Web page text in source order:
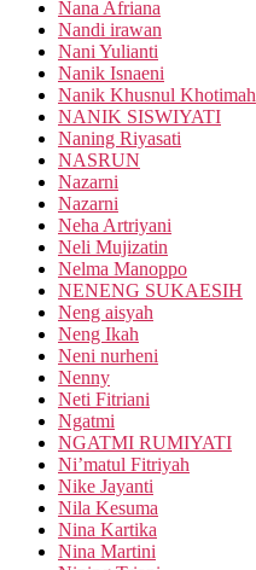
Nana Afriana
Nandi irawan
Nani Yulianti
Nanik Isnaeni
Nanik Khusnul Khotimah
NANIK SISWIYATI
Naning Riyasati
NASRUN
Nazarni
Nazarni
Neha Artriyani
Neli Mujizatin
Nelma Manoppo
NENENG SUKAESIH
Neng aisyah
Neng Ikah
Neni nurheni
Nenny
Neti Fitriani
Ngatmi
NGATMI RUMIYATI
Ni’matul Fitriyah
Nike Jayanti
Nila Kesuma
Nina Kartika
Nina Martini